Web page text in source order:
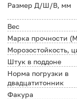
Размер Д/Ш/В, мм
Вес
Марка прочности
Морозостойкость,
Штук в поддоне
Норма погрузки в
двадцатитонник
Факура